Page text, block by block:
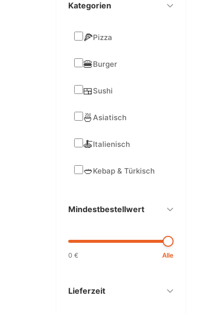
Kategorien
🍕Pizza
🍔Burger
🍱Sushi
🍜Asiatisch
🍝Italienisch
🥙Kebap & Türkisch
Mindestbestellwert
0 € Alle
Lieferzeit